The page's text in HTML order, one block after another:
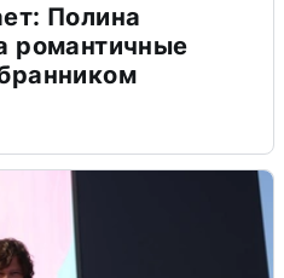
Полина
романтичные